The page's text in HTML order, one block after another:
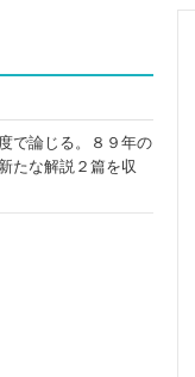
で論じる。８９年の
たな解説２篇を収